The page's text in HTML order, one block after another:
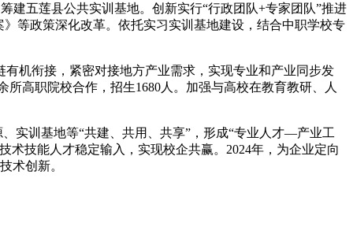
建五莲县公共实训基地。创新实行“行政团队+专家团队”推进
等政策深化改革。依托实习实训基地建设，结合中职学校专
机衔接，紧密对接地方产业需求，实现专业和产业同步发
高职院校合作，招生1680人。加强与高校在教育教研、人
实训基地等“共建、共用、共享”，形成“专业人才—产业工
技能人才稳定输入，实现校企共赢。2024年，为企业定向
术创新。